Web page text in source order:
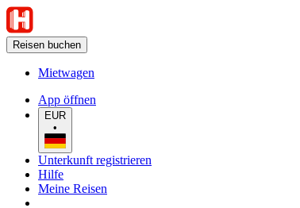
Reisen buchen
Mietwagen
App öffnen
EUR
•
Unterkunft registrieren
Hilfe
Meine Reisen